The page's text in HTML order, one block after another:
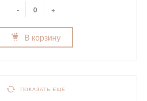
- +
В корзину
ПОКАЗАТЬ ЕЩЕ